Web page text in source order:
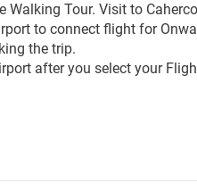
Tour. Visit to
to connect flight for
the trip.
after you select your